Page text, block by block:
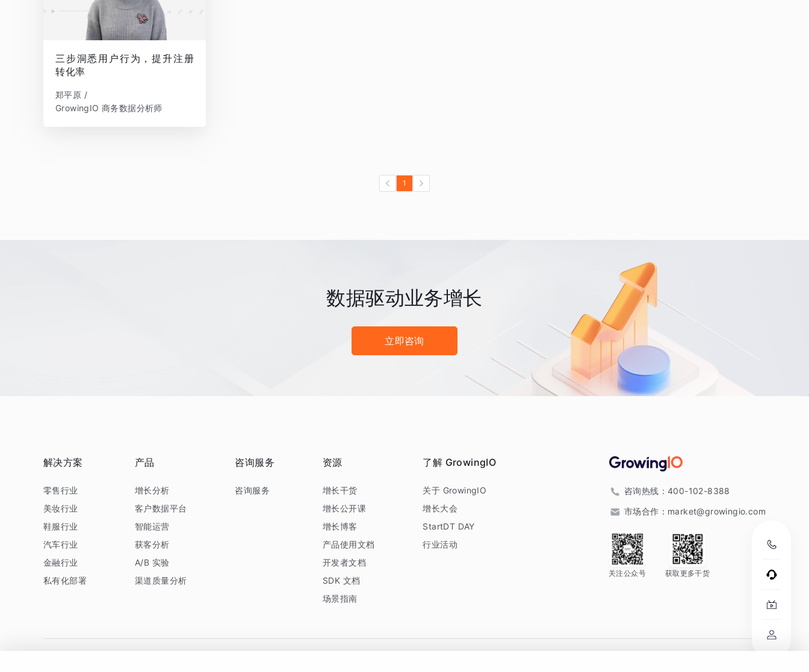
三步洞悉用户行为，提升注册
转化率
郑平原 /
GrowingIO 商务数据分析师
1
数据驱动业务增长
立即咨询
解决方案
零售行业
美妆行业
鞋服行业
汽车行业
金融行业
私有化部署
产品
增长分析
客户数据平台
智能运营
获客分析
A/B 实验
渠道质量分析
咨询服务
咨询服务
资源
增长干货
增长公开课
增长博客
产品使用文档
开发者文档
SDK 文档
场景指南
了解 GrowingIO
关于 GrowingIO
增长大会
StartDT DAY
行业活动
咨询热线： 400-102-8388
市场合作： market@growingio.com
关注公众号 获取更多干货